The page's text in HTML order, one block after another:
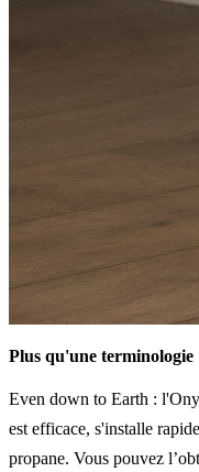
Plus qu'une terminologie
Even down to Earth :
est efficace, s'installe
propane. Vous pouvez